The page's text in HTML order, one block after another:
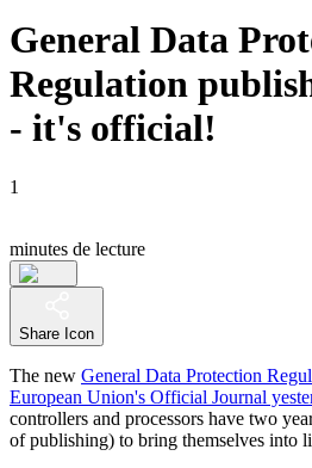
General Data
Regulation
- it's official!
1
minutes de lecture
Share Icon
The new General Data Protection
European Union's Official Journal
controllers and processors have two
of publishing) to bring themselves into